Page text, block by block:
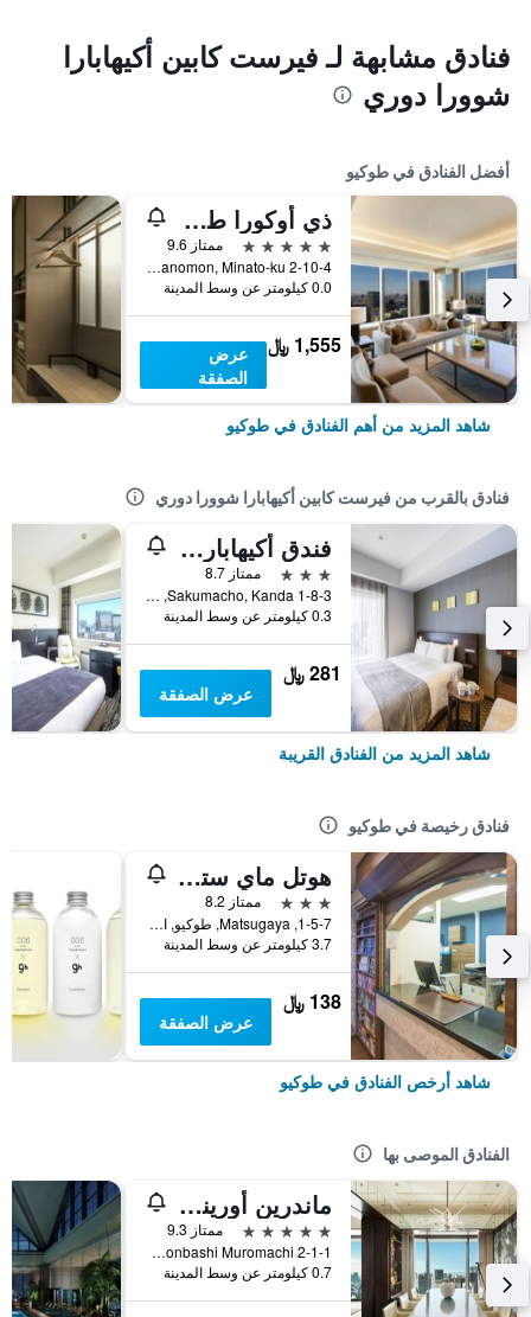
فنادق مشابهة لـ فيرست كابين أكيهابارا
شوورا دوري
أفضل الفنادق في طوكيو
ذي أوكورا طوكيو
5 نجوم
ممتاز 9.6
2-10-4 Toranomon, Minato-ku, طوكيو, اليابان
0.0 كيلومتر عن وسط المدينة
1,555 ﷼
عرض
الصفقة
شاهد المزيد من أهم الفنادق في طوكيو
فنادق بالقرب من فيرست كابين أكيهابارا شوورا دوري
فندق أكيهابارا واشنطن
3 نجوم
ممتاز 8.7
1-8-3 Sakumacho, Kanda, طوكيو, اليابان
0.3 كيلومتر عن وسط المدينة
281 ﷼
عرض الصفقة
شاهد المزيد من الفنادق القريبة
فنادق رخيصة في طوكيو
هوتل ماي ستايز أوينو إناريتشو
3 نجوم
ممتاز 8.2
1-5-7, Matsugaya, طوكيو, اليابان
3.7 كيلومتر عن وسط المدينة
138 ﷼
عرض الصفقة
شاهد أرخص الفنادق في طوكيو
الفنادق الموصى بها
ماندرين أورينتال، طوكيو
5 نجوم
ممتاز 9.3
2-1-1 Nihonbashi Muromachi, طوكيو, اليابان
0.7 كيلومتر عن وسط المدينة